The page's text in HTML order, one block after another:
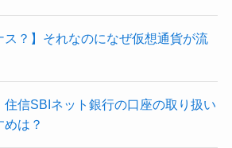
ス？】それなのになぜ仮想通貨が流
住信SBIネット銀行の口座の取り扱い
は？